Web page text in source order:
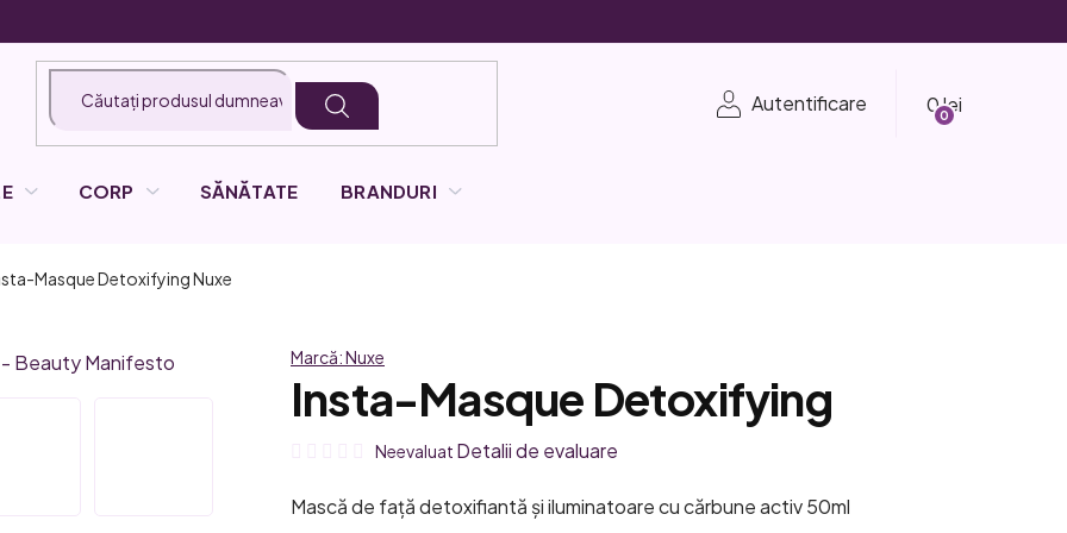
Autentificare
Coş
de
CORP SĂNĂTATE BRANDURI
Masque DetoxifyingNuxe
Marcă:Nuxe
Insta-Masque Detoxifying
Evaluarea
a
Neevaluat Detalii de evaluare
Mască de față detoxifiantă și iluminatoare cu cărbune activ 50ml